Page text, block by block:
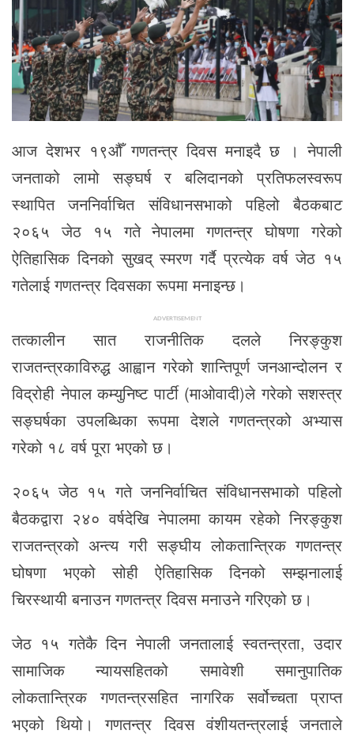
आज देशभर १९औँ गणतन्त्र दिवस मनाइदै छ । नेपाली
जनताको लामो सङ्घर्ष र बलिदानको प्रतिफलस्वरूप
स्थापित जननिर्वाचित संविधानसभाको पहिलो बैठकबाट
२०६५ जेठ १५ गते नेपालमा गणतन्त्र घोषणा गरेको
ऐतिहासिक दिनको सुखद् स्मरण गर्दै प्रत्येक वर्ष जेठ १५
गतेलाई गणतन्त्र दिवसका रूपमा मनाइन्छ।
ADVERTISEMENT
तत्कालीन सात राजनीतिक दलले निरङ्कुश
राजतन्त्रकाविरुद्ध आह्वान गरेको शान्तिपूर्ण जनआन्दोलन र
विद्रोही नेपाल कम्युनिष्ट पार्टी (माओवादी)ले गरेको सशस्त्र
सङ्घर्षका उपलब्धिका रूपमा देशले गणतन्त्रको अभ्यास
गरेको १८ वर्ष पूरा भएको छ।
२०६५ जेठ १५ गते जननिर्वाचित संविधानसभाको पहिलो
बैठकद्वारा २४० वर्षदेखि नेपालमा कायम रहेको निरङ्कुश
राजतन्त्रको अन्त्य गरी सङ्घीय लोकतान्त्रिक गणतन्त्र
घोषणा भएको सोही ऐतिहासिक दिनको सम्झनालाई
चिरस्थायी बनाउन गणतन्त्र दिवस मनाउने गरिएको छ।
जेठ १५ गतेकै दिन नेपाली जनतालाई स्वतन्त्रता, उदार
सामाजिक न्यायसहितको समावेशी समानुपातिक
लोकतान्त्रिक गणतन्त्रसहित नागरिक सर्वोच्चता प्राप्त
भएको थियो। गणतन्त्र दिवस वंशीयतन्त्रलाई जनताले